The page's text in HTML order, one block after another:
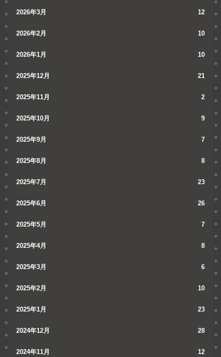
2026年3月 12
2026年2月 10
2026年1月 10
2025年12月 21
2025年11月 2
2025年10月 9
2025年9月 7
2025年8月 8
2025年7月 23
2025年6月 26
2025年5月 7
2025年4月 8
2025年3月 6
2025年2月 10
2025年1月 23
2024年12月 28
2024年11月 12